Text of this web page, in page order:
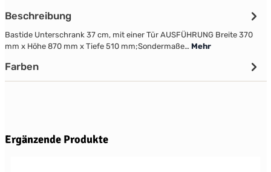
Beschreibung
Bastide Unterschrank 37 cm, mit einer Tür AUSFÜHRUNG Breite 370
mm x Höhe 870 mm x Tiefe 510 mm;Sondermaße… Mehr
Farben
Produktgalerie überspringen
Ergänzende Produkte